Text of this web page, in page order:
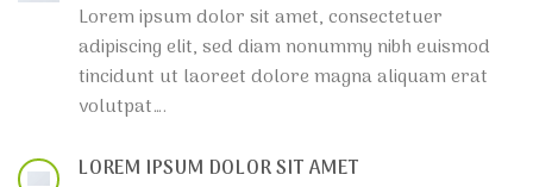
Lorem ipsum dolor sit amet, consectetuer
adipiscing elit, sed diam nonummy nibh euismod
tincidunt ut laoreet dolore magna aliquam erat
volutpat….
LOREM IPSUM DOLOR SIT AMET